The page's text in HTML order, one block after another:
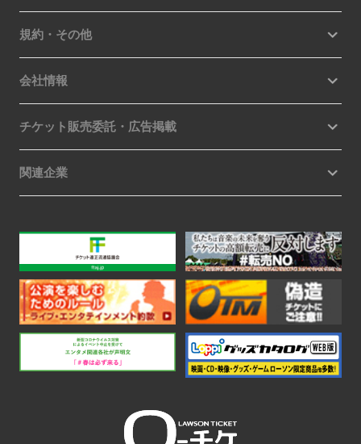
規約・その他
会社情報
チケット販売委託・広告掲載
関連企業